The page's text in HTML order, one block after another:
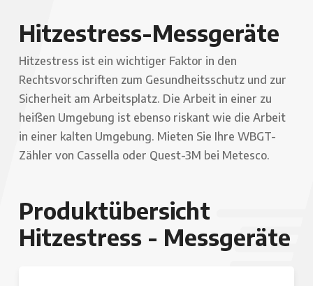
Hitzestress-Messgeräte
Hitzestress ist ein wichtiger Faktor in den
Rechtsvorschriften zum Gesundheitsschutz und zur
Sicherheit am Arbeitsplatz. Die Arbeit in einer zu
heißen Umgebung ist ebenso riskant wie die Arbeit
in einer kalten Umgebung. Mieten Sie Ihre WBGT-
Zähler von Cassella oder Quest-3M bei Metesco.
Produktübersicht
Hitzestress - Messgeräte